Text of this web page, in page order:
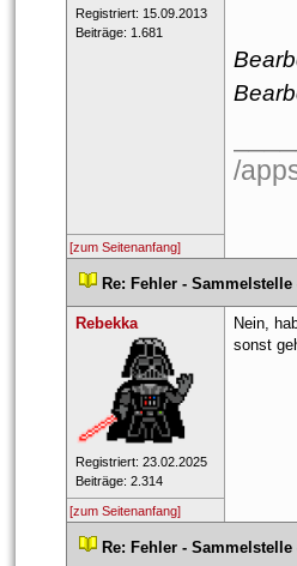
Registriert: 15.09.2013
Beiträge: 1.681
/
[zum Seitenanfang]
Re: Fehler - Sammelstelle
Rebekka
Registriert: 23.02.2025
Beiträge: 2.314
Nein,
onst
[zum Seitenanfang]
Re: Fehler - Sammelstelle